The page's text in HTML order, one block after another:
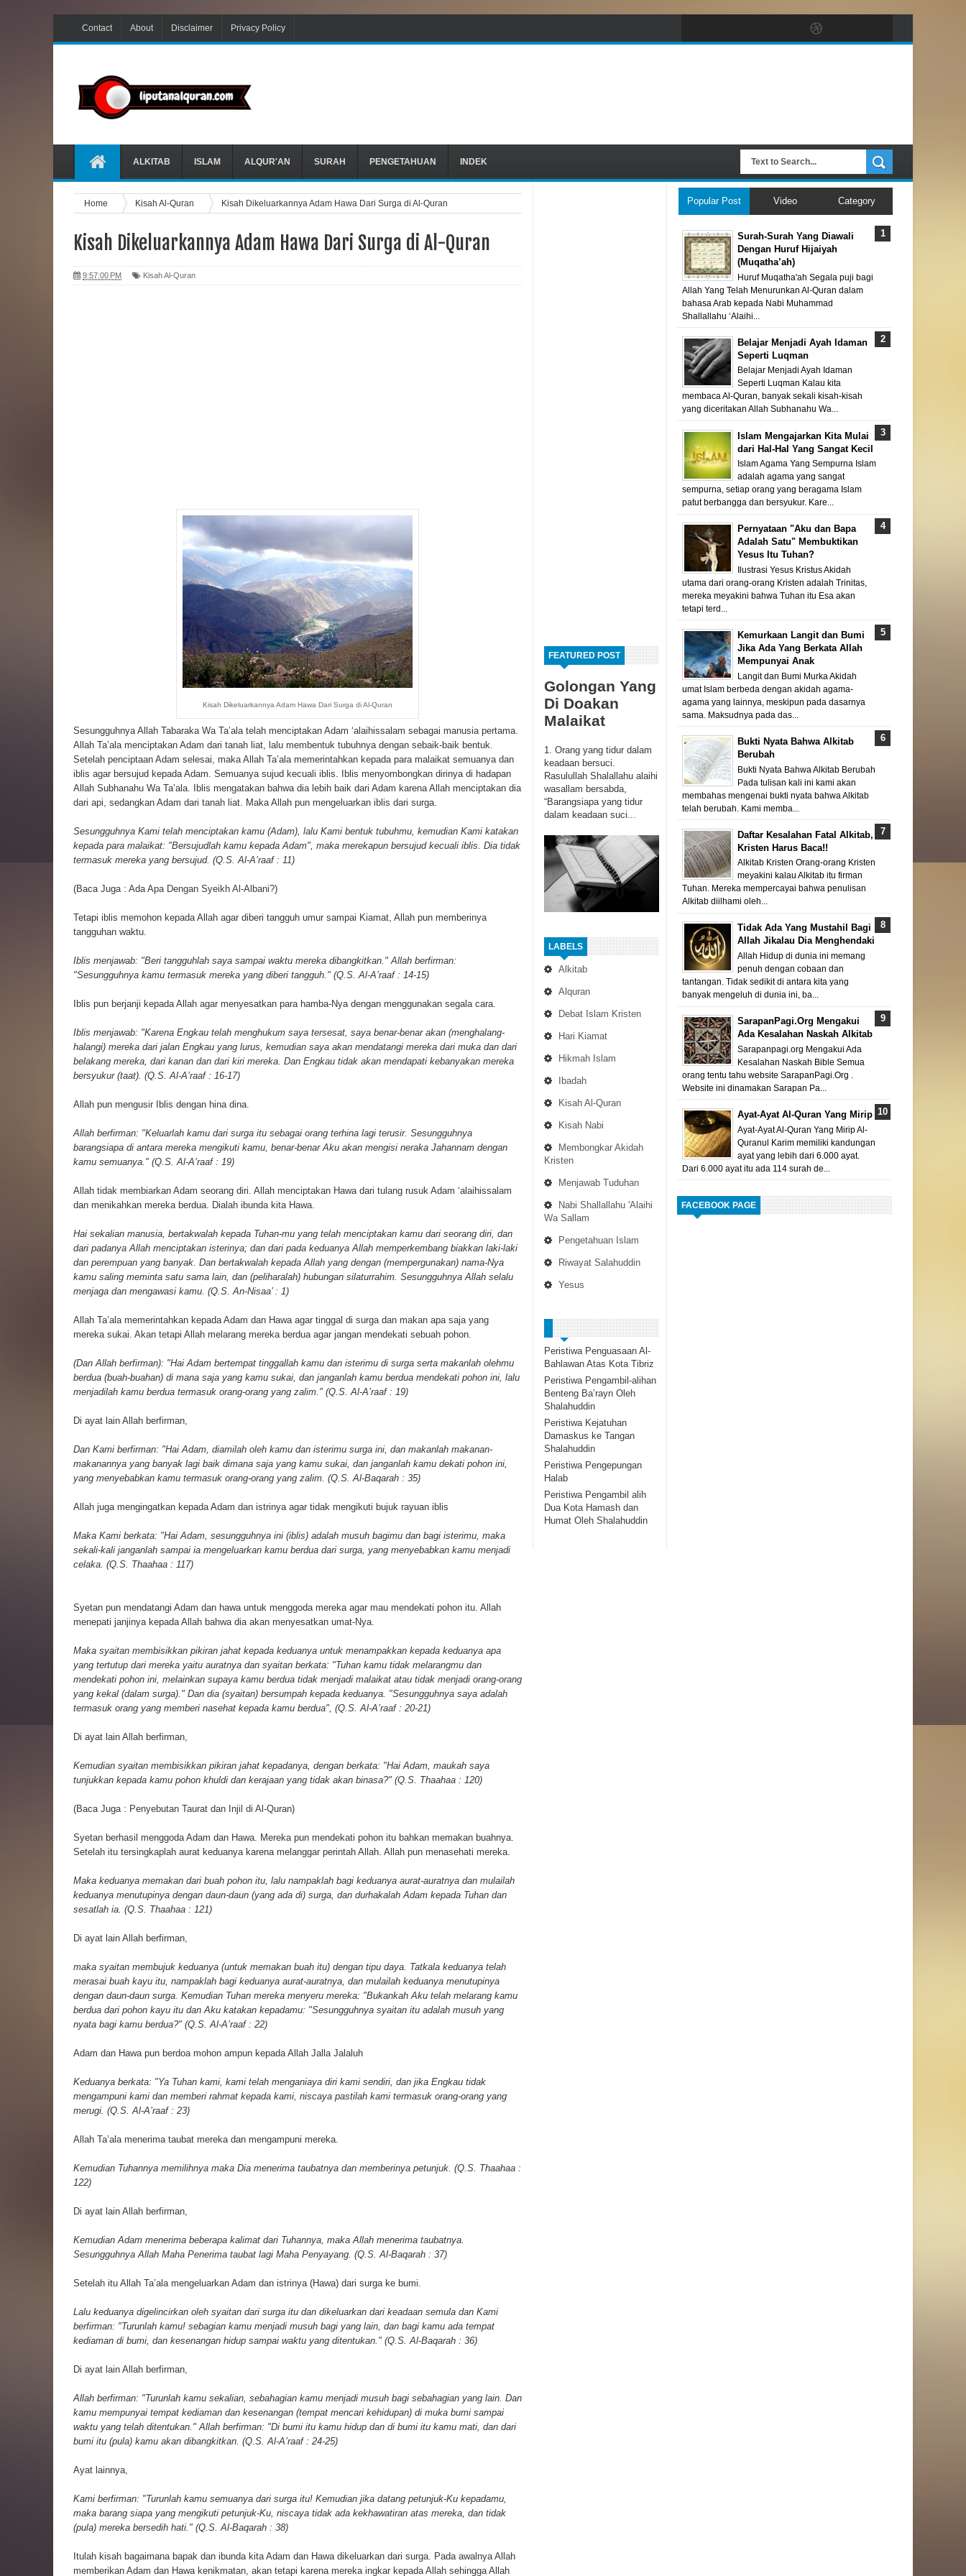
Contact About Disclaimer Privacy Policy
ALKITAB ISLAM ALQUR'AN SURAH PENGETAHUAN INDEK
FEATURED POST
Golongan Yang
Di Doakan
Malaikat
1. Orang yang tidur dalam
keadaan bersuci.
Rasulullah Shalallahu alaihi
wasallam bersabda,
“Barangsiapa yang tidur
dalam keadaan suci...
LABELS
Alkitab
Alquran
Debat Islam Kristen
Hari Kiamat
Hikmah Islam
Ibadah
Kisah Al-Quran
Kisah Nabi
Membongkar Akidah
Kristen
Menjawab Tuduhan
Nabi Shallallahu 'Alaihi
Wa Sallam
Pengetahuan Islam
Riwayat Salahuddin
Yesus
Peristiwa Penguasaan Al-
Bahlawan Atas Kota Tibriz
Peristiwa Pengambil-alihan
Benteng Ba’rayn Oleh
Shalahuddin
Peristiwa Kejatuhan
Damaskus ke Tangan
Shalahuddin
Peristiwa Pengepungan
Halab
Peristiwa Pengambil alih
Dua Kota Hamash dan
Humat Oleh Shalahuddin
Home Kisah Al-Quran Kisah Dikeluarkannya Adam Hawa Dari Surga di Al-Quran
Kisah Dikeluarkannya Adam Hawa Dari Surga di Al-Quran
9:57:00 PM Kisah Al-Quran
Kisah Dikeluarkannya Adam Hawa Dari Surga di Al-Quran
Sesungguhnya Allah Tabaraka Wa Ta’ala telah menciptakan Adam ‘alaihissalam sebagai manusia pertama.
Allah Ta’ala menciptakan Adam dari tanah liat, lalu membentuk tubuhnya dengan sebaik-baik bentuk.
Setelah penciptaan Adam selesai, maka Allah Ta’ala memerintahkan kepada para malaikat semuanya dan
iblis agar bersujud kepada Adam. Semuanya sujud kecuali iblis. Iblis menyombongkan dirinya di hadapan
Allah Subhanahu Wa Ta’ala. Iblis mengatakan bahwa dia lebih baik dari Adam karena Allah menciptakan dia
dari api, sedangkan Adam dari tanah liat. Maka Allah pun mengeluarkan iblis dari surga.
Sesungguhnya Kami telah menciptakan kamu (Adam), lalu Kami bentuk tubuhmu, kemudian Kami katakan
kepada para malaikat: "Bersujudlah kamu kepada Adam", maka merekapun bersujud kecuali iblis. Dia tidak
termasuk mereka yang bersujud. (Q.S. Al-A’raaf : 11)
(Baca Juga : Ada Apa Dengan Syeikh Al-Albani?)
Tetapi iblis memohon kepada Allah agar diberi tangguh umur sampai Kiamat, Allah pun memberinya
tangguhan waktu.
Iblis menjawab: "Beri tangguhlah saya sampai waktu mereka dibangkitkan." Allah berfirman:
"Sesungguhnya kamu termasuk mereka yang diberi tangguh." (Q.S. Al-A’raaf : 14-15)
Iblis pun berjanji kepada Allah agar menyesatkan para hamba-Nya dengan menggunakan segala cara.
Iblis menjawab: "Karena Engkau telah menghukum saya tersesat, saya benar-benar akan (menghalang-
halangi) mereka dari jalan Engkau yang lurus, kemudian saya akan mendatangi mereka dari muka dan dari
belakang mereka, dari kanan dan dari kiri mereka. Dan Engkau tidak akan mendapati kebanyakan mereka
bersyukur (taat). (Q.S. Al-A’raaf : 16-17)
Allah pun mengusir Iblis dengan hina dina.
Allah berfirman: "Keluarlah kamu dari surga itu sebagai orang terhina lagi terusir. Sesungguhnya
barangsiapa di antara mereka mengikuti kamu, benar-benar Aku akan mengisi neraka Jahannam dengan
kamu semuanya." (Q.S. Al-A’raaf : 19)
Allah tidak membiarkan Adam seorang diri. Allah menciptakan Hawa dari tulang rusuk Adam ‘alaihissalam
dan menikahkan mereka berdua. Dialah ibunda kita Hawa.
Hai sekalian manusia, bertakwalah kepada Tuhan-mu yang telah menciptakan kamu dari seorang diri, dan
dari padanya Allah menciptakan isterinya; dan dari pada keduanya Allah memperkembang biakkan laki-laki
dan perempuan yang banyak. Dan bertakwalah kepada Allah yang dengan (mempergunakan) nama-Nya
kamu saling meminta satu sama lain, dan (peliharalah) hubungan silaturrahim. Sesungguhnya Allah selalu
menjaga dan mengawasi kamu. (Q.S. An-Nisaa’ : 1)
Allah Ta’ala memerintahkan kepada Adam dan Hawa agar tinggal di surga dan makan apa saja yang
mereka sukai. Akan tetapi Allah melarang mereka berdua agar jangan mendekati sebuah pohon.
(Dan Allah berfirman): "Hai Adam bertempat tinggallah kamu dan isterimu di surga serta makanlah olehmu
berdua (buah-buahan) di mana saja yang kamu sukai, dan janganlah kamu berdua mendekati pohon ini, lalu
menjadilah kamu berdua termasuk orang-orang yang zalim." (Q.S. Al-A’raaf : 19)
Di ayat lain Allah berfirman,
Dan Kami berfirman: "Hai Adam, diamilah oleh kamu dan isterimu surga ini, dan makanlah makanan-
makanannya yang banyak lagi baik dimana saja yang kamu sukai, dan janganlah kamu dekati pohon ini,
yang menyebabkan kamu termasuk orang-orang yang zalim. (Q.S. Al-Baqarah : 35)
Allah juga mengingatkan kepada Adam dan istrinya agar tidak mengikuti bujuk rayuan iblis
Maka Kami berkata: "Hai Adam, sesungguhnya ini (iblis) adalah musuh bagimu dan bagi isterimu, maka
sekali-kali janganlah sampai ia mengeluarkan kamu berdua dari surga, yang menyebabkan kamu menjadi
celaka. (Q.S. Thaahaa : 117)
Syetan pun mendatangi Adam dan hawa untuk menggoda mereka agar mau mendekati pohon itu. Allah
menepati janjinya kepada Allah bahwa dia akan menyesatkan umat-Nya.
Maka syaitan membisikkan pikiran jahat kepada keduanya untuk menampakkan kepada keduanya apa
yang tertutup dari mereka yaitu auratnya dan syaitan berkata: "Tuhan kamu tidak melarangmu dan
mendekati pohon ini, melainkan supaya kamu berdua tidak menjadi malaikat atau tidak menjadi orang-orang
yang kekal (dalam surga)." Dan dia (syaitan) bersumpah kepada keduanya. "Sesungguhnya saya adalah
termasuk orang yang memberi nasehat kepada kamu berdua", (Q.S. Al-A’raaf : 20-21)
Di ayat lain Allah berfirman,
Kemudian syaitan membisikkan pikiran jahat kepadanya, dengan berkata: "Hai Adam, maukah saya
tunjukkan kepada kamu pohon khuldi dan kerajaan yang tidak akan binasa?" (Q.S. Thaahaa : 120)
(Baca Juga : Penyebutan Taurat dan Injil di Al-Quran)
Syetan berhasil menggoda Adam dan Hawa. Mereka pun mendekati pohon itu bahkan memakan buahnya.
Setelah itu tersingkaplah aurat keduanya karena melanggar perintah Allah. Allah pun menasehati mereka.
Maka keduanya memakan dari buah pohon itu, lalu nampaklah bagi keduanya aurat-auratnya dan mulailah
keduanya menutupinya dengan daun-daun (yang ada di) surga, dan durhakalah Adam kepada Tuhan dan
sesatlah ia. (Q.S. Thaahaa : 121)
Di ayat lain Allah berfirman,
maka syaitan membujuk keduanya (untuk memakan buah itu) dengan tipu daya. Tatkala keduanya telah
merasai buah kayu itu, nampaklah bagi keduanya aurat-auratnya, dan mulailah keduanya menutupinya
dengan daun-daun surga. Kemudian Tuhan mereka menyeru mereka: "Bukankah Aku telah melarang kamu
berdua dari pohon kayu itu dan Aku katakan kepadamu: "Sesungguhnya syaitan itu adalah musuh yang
nyata bagi kamu berdua?" (Q.S. Al-A’raaf : 22)
Adam dan Hawa pun berdoa mohon ampun kepada Allah Jalla Jalaluh
Keduanya berkata: "Ya Tuhan kami, kami telah menganiaya diri kami sendiri, dan jika Engkau tidak
mengampuni kami dan memberi rahmat kepada kami, niscaya pastilah kami termasuk orang-orang yang
merugi. (Q.S. Al-A’raaf : 23)
Allah Ta’ala menerima taubat mereka dan mengampuni mereka.
Kemudian Tuhannya memilihnya maka Dia menerima taubatnya dan memberinya petunjuk. (Q.S. Thaahaa :
122)
Di ayat lain Allah berfirman,
Kemudian Adam menerima beberapa kalimat dari Tuhannya, maka Allah menerima taubatnya.
Sesungguhnya Allah Maha Penerima taubat lagi Maha Penyayang. (Q.S. Al-Baqarah : 37)
Setelah itu Allah Ta’ala mengeluarkan Adam dan istrinya (Hawa) dari surga ke bumi.
Lalu keduanya digelincirkan oleh syaitan dari surga itu dan dikeluarkan dari keadaan semula dan Kami
berfirman: "Turunlah kamu! sebagian kamu menjadi musuh bagi yang lain, dan bagi kamu ada tempat
kediaman di bumi, dan kesenangan hidup sampai waktu yang ditentukan." (Q.S. Al-Baqarah : 36)
Di ayat lain Allah berfirman,
Allah berfirman: "Turunlah kamu sekalian, sebahagian kamu menjadi musuh bagi sebahagian yang lain. Dan
kamu mempunyai tempat kediaman dan kesenangan (tempat mencari kehidupan) di muka bumi sampai
waktu yang telah ditentukan." Allah berfirman: "Di bumi itu kamu hidup dan di bumi itu kamu mati, dan dari
bumi itu (pula) kamu akan dibangkitkan. (Q.S. Al-A’raaf : 24-25)
Ayat lainnya,
Kami berfirman: "Turunlah kamu semuanya dari surga itu! Kemudian jika datang petunjuk-Ku kepadamu,
maka barang siapa yang mengikuti petunjuk-Ku, niscaya tidak ada kekhawatiran atas mereka, dan tidak
(pula) mereka bersedih hati." (Q.S. Al-Baqarah : 38)
Itulah kisah bagaimana bapak dan ibunda kita Adam dan Hawa dikeluarkan dari surga. Pada awalnya Allah
memberikan Adam dan Hawa kenikmatan, akan tetapi karena mereka ingkar kepada Allah sehingga Allah
Popular Post Video Category
Surah-Surah Yang Diawali
Dengan Huruf Hijaiyah
(Muqatha’ah)
Huruf Muqatha'ah Segala puji bagi
Allah Yang Telah Menurunkan Al-Quran dalam
bahasa Arab kepada Nabi Muhammad
Shallallahu ‘Alaihi...
Belajar Menjadi Ayah Idaman
Seperti Luqman
Belajar Menjadi Ayah Idaman
Seperti Luqman Kalau kita
membaca Al-Quran, banyak sekali kisah-kisah
yang diceritakan Allah Subhanahu Wa...
Islam Mengajarkan Kita Mulai
dari Hal-Hal Yang Sangat Kecil
Islam Agama Yang Sempurna Islam
adalah agama yang sangat
sempurna, setiap orang yang beragama Islam
patut berbangga dan bersyukur. Kare...
Pernyataan "Aku dan Bapa
Adalah Satu" Membuktikan
Yesus Itu Tuhan?
Ilustrasi Yesus Kristus Akidah
utama dari orang-orang Kristen adalah Trinitas,
mereka meyakini bahwa Tuhan itu Esa akan
tetapi terd...
Kemurkaan Langit dan Bumi
Jika Ada Yang Berkata Allah
Mempunyai Anak
Langit dan Bumi Murka Akidah
umat Islam berbeda dengan akidah agama-
agama yang lainnya, meskipun pada dasarnya
sama. Maksudnya pada das...
Bukti Nyata Bahwa Alkitab
Berubah
Bukti Nyata Bahwa Alkitab Berubah
Pada tulisan kali ini kami akan
membahas mengenai bukti nyata bahwa Alkitab
telah berubah. Kami memba...
Daftar Kesalahan Fatal Alkitab,
Kristen Harus Baca!!
Alkitab Kristen Orang-orang Kristen
meyakini kalau Alkitab itu firman
Tuhan. Mereka mempercayai bahwa penulisan
Alkitab diilhami oleh...
Tidak Ada Yang Mustahil Bagi
Allah Jikalau Dia Menghendaki
Allah Hidup di dunia ini memang
penuh dengan cobaan dan
tantangan. Tidak sedikit di antara kita yang
banyak mengeluh di dunia ini, ba...
SarapanPagi.Org Mengakui
Ada Kesalahan Naskah Alkitab
Sarapanpagi.org Mengakui Ada
Kesalahan Naskah Bible Semua
orang tentu tahu website SarapanPagi.Org .
Website ini dinamakan Sarapan Pa...
Ayat-Ayat Al-Quran Yang Mirip
Ayat-Ayat Al-Quran Yang Mirip Al-
Quranul Karim memiliki kandungan
ayat yang lebih dari 6.000 ayat.
Dari 6.000 ayat itu ada 114 surah de...
FACEBOOK PAGE